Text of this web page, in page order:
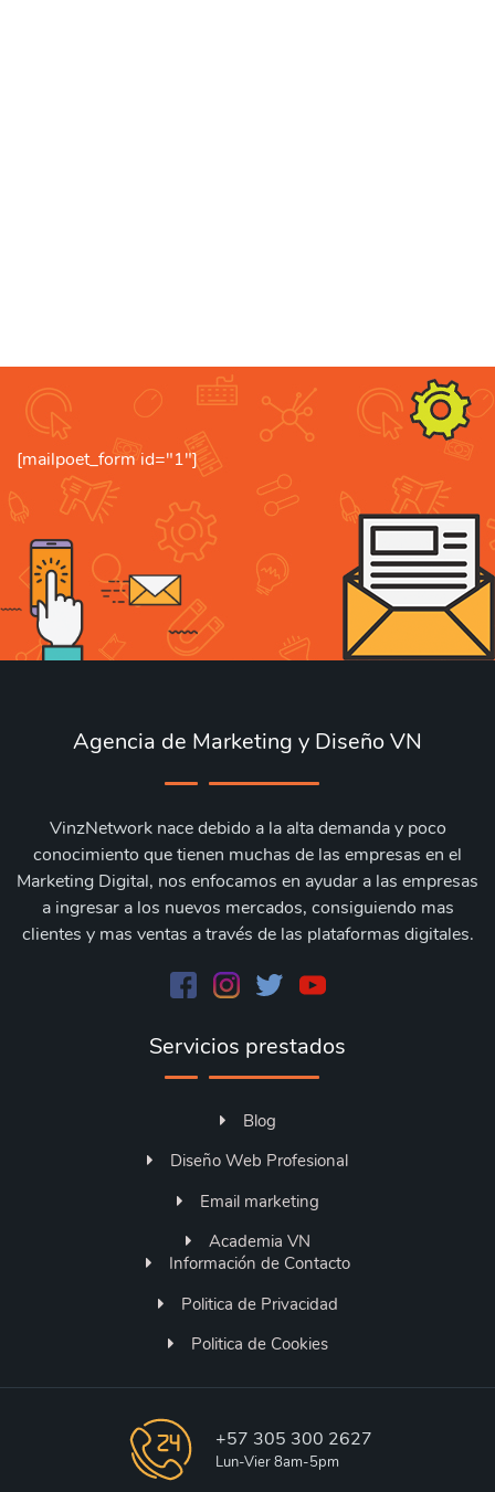
[mailpoet_form id="1"]
Agencia de Marketing y Diseño VN
VinzNetwork nace debido a la alta demanda y poco
conocimiento que tienen muchas de las empresas en el
Marketing Digital, nos enfocamos en ayudar a las empresas
a ingresar a los nuevos mercados, consiguiendo mas
clientes y mas ventas a través de las plataformas digitales.
Servicios prestados
Blog
Diseño Web Profesional
Email marketing
Academia VN
Información de Contacto
Politica de Privacidad
Politica de Cookies
+57 305 300 2627
Lun-Vier 8am-5pm